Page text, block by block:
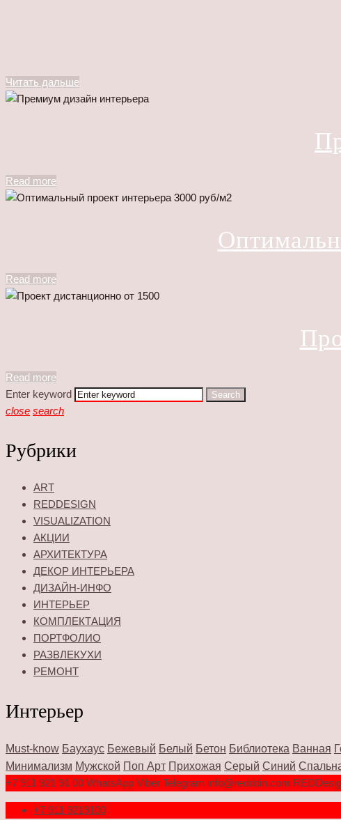
Читать дальше
Read more
Read more
Read more
Enter keyword
Search
close search
Рубрики
ART
REDDESIGN
VISUALIZATION
АКЦИИ
АРХИТЕКТУРА
ДЕКОР ИНТЕРЬЕРА
ДИЗАЙН-ИНФО
ИНТЕРЬЕР
КОМПЛЕКТАЦИЯ
ПОРТФОЛИО
РАЗВЛЕКУХИ
РЕМОНТ
Интерьер
Must-know Баухаус Бежевый Белый Бетон Библиотека Ванная
Минимализм Мужской Поп Арт Прихожая Серый Синий
+7 911 921 91 00 WhatsApp Viber Telegram info@redddin.com
+7 911 9219100